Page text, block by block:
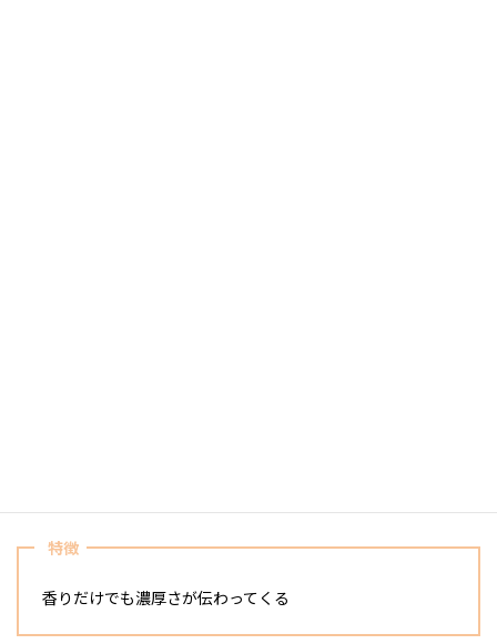
特徴
香りだけでも濃厚さが伝わってくる